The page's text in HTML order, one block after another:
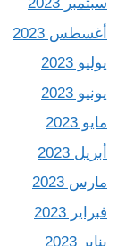
أغسطس 2023
يوليو 2023
يونيو 2023
مايو 2023
أبريل 2023
مارس 2023
فبراير 2023
يناير 2023